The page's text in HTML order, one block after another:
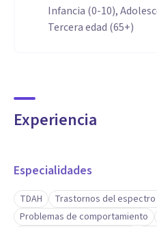
Infancia (0-10),
Tercera edad (65+)
Experiencia
Especialidades
TDAH
Trastornos del
Problemas de comportamiento